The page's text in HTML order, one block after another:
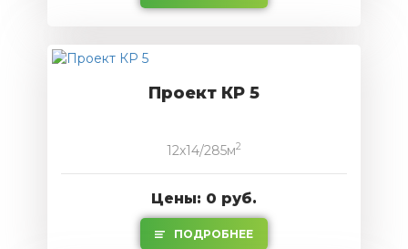
Проект КР 5
12x14/285м2
Цены: 0 руб.
ПОДРОБНЕЕ